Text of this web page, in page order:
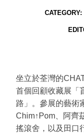
CATEGORY:
坐立於荃灣的
首個回顧收藏展
路」。參展的藝術
Chim↑Pom、阿齊
搖滾舍，以及田口